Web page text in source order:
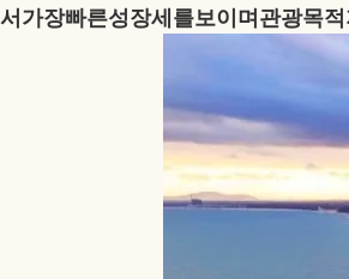
가장빠른성장세를보이며관광목